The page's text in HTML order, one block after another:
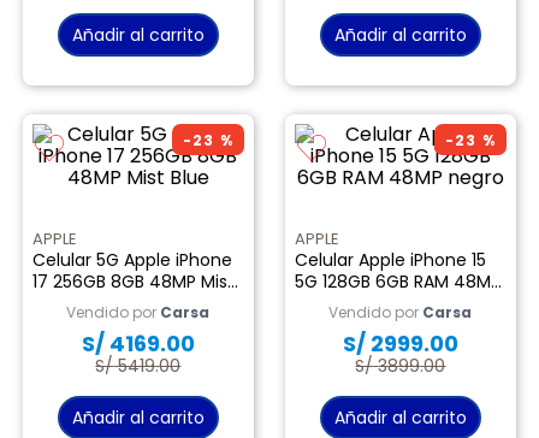
Añadir al carrito Añadir al carrito
-23 %
APPLE
Celular 5G Apple iPhone
17 256GB 8GB 48MP Mist
BlueVendido por Carsa
S/ 4169.00
S/ 5419.00
Añadir al carrito
-23 %
APPLE
Celular Apple iPhone 15
5G 128GB 6GB RAM 48MP
negroVendido por Carsa
S/ 2999.00
S/ 3899.00
Añadir al carrito